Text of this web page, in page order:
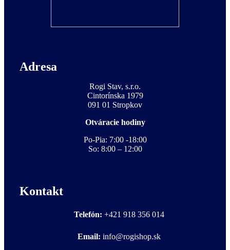
Adresa
Rogi Stav, s.r.o.
Cintorínska 1979
091 01 Stropkov
Otváracie hodiny
Po-Pia: 7:00 -18:00
So: 8:00 – 12:00
Kontakt
Telefón: +421 918 356 014
Email: info@rogishop.sk